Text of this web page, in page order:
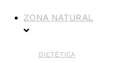
ZONA NATURAL
DIETÉTICA